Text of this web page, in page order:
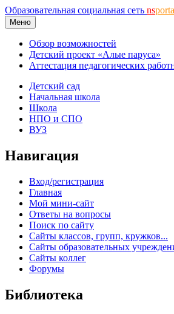
Образовательная социальная сеть ns
Меню
Обзор возможностей
Детский проект «Алые паруса»
Аттестация педагогических
Детский сад
Начальная школа
Школа
НПО и СПО
ВУЗ
Навигация
Вход/регистрация
Главная
Мой мини-сайт
Ответы на вопросы
Поиск по сайту
Сайты классов, групп, кружков...
Сайты образовательных
Сайты коллег
Форумы
Библиотека